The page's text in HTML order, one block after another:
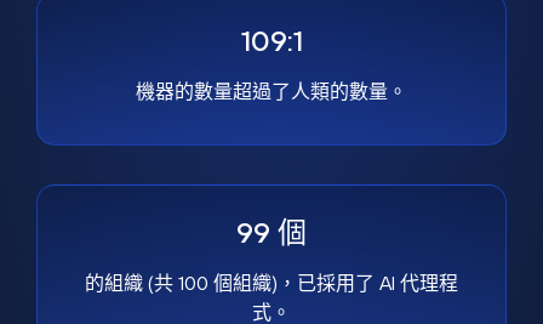
109:1
機器的數量超過了人類的數量。
99 個
的組織 (共 100 個組織)，已採用了 AI 代理程
式。